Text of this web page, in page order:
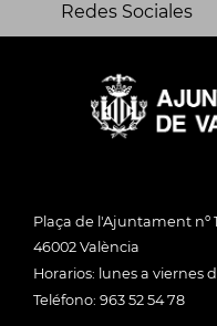
Redes Sociales
Plaça de l'Ajuntament nº 1
46002 València
Horarios: lunes a viernes
Teléfono: 963 52 54 78